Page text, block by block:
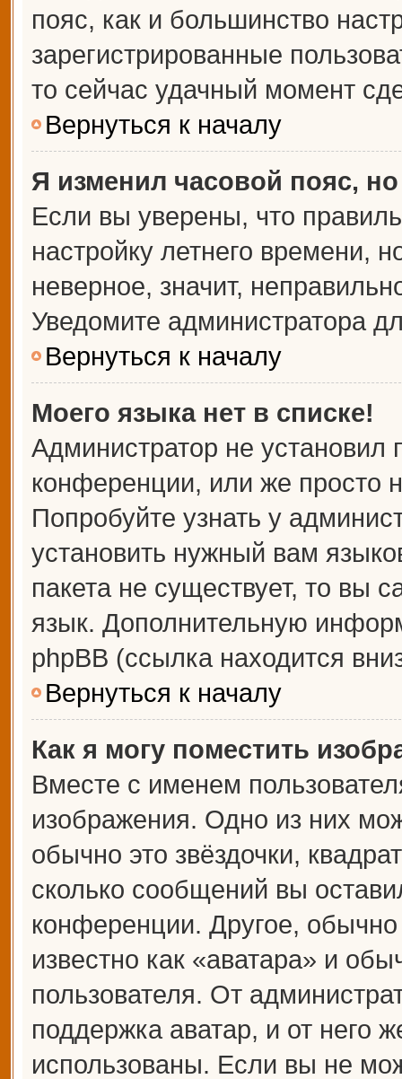
пояс, как и большинство
зарегистрированные
то сейчас удачный момент
Вернуться к началу
Я изменил часовой пояс,
Если вы уверены, что
настройку летнего времени,
неверное, значит,
Уведомите администратора
Вернуться к началу
Моего языка нет в списке!
Администратор не установил
конференции, или же просто
Попробуйте узнать у
установить нужный вам
пакета не существует, то вы
язык. Дополнительную
phpBB (ссылка находится
Вернуться к началу
Как я могу поместить
Вместе с именем
изображения. Одно из них
обычно это звёздочки,
сколько сообщений вы
конференции. Другое,
известно как «аватара» и
пользователя. От
поддержка аватар, и от него
использованы. Если вы не